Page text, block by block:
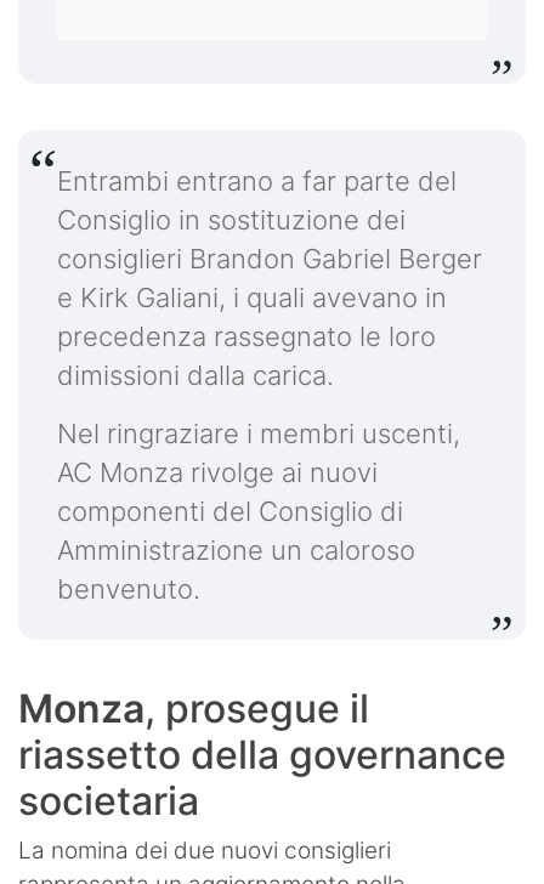
Entrambi entrano a far parte del
Consiglio in sostituzione dei
consiglieri Brandon Gabriel Berger
e Kirk Galiani, i quali avevano in
precedenza rassegnato le loro
dimissioni dalla carica.
Nel ringraziare i membri uscenti,
AC Monza rivolge ai nuovi
componenti del Consiglio di
Amministrazione un caloroso
benvenuto.
Monza, prosegue il
riassetto della governance
societaria
La nomina dei due nuovi consiglieri